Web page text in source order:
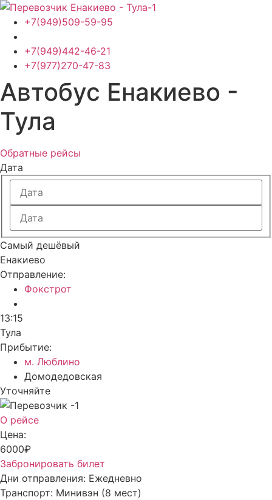
Перейти
содержимому
+7(949)509-59-95
+7(949)442-46-21
+7(977)270-47-83
Автобус Енакиево -
Тула
Обратные рейсы
Дата
Самый дешёвый
Енакиево
Отправление:
Фокстрот
13:15
Тула
Прибытие:
м. Люблино
Домодедовская
Уточняйте
О рейсе
Цена:
6000₽
Забронировать билет
Дни отправления: Ежедневно
Транспорт: Минивэн (8 мест)